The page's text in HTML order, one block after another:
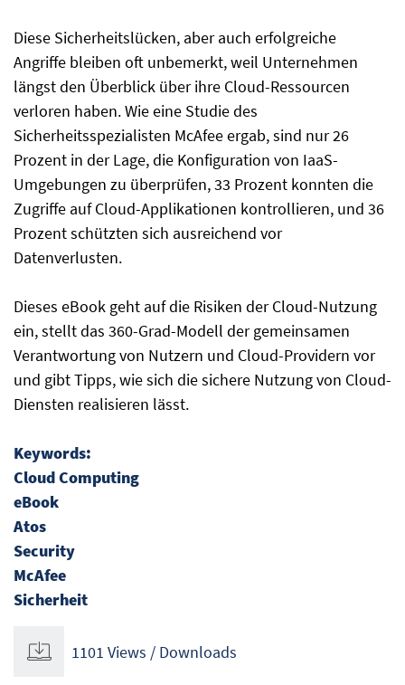
Diese Sicherheitslücken, aber auch erfolgreiche
Angriffe bleiben oft unbemerkt, weil Unternehmen
längst den Überblick über ihre Cloud-Ressourcen
verloren haben. Wie eine Studie des
Sicherheitsspezialisten McAfee ergab, sind nur 26
Prozent in der Lage, die Konfiguration von IaaS-
Umgebungen zu überprüfen, 33 Prozent konnten die
Zugriffe auf Cloud-Applikationen kontrollieren, und 36
Prozent schützten sich ausreichend vor
Datenverlusten.
Dieses eBook geht auf die Risiken der Cloud-Nutzung
ein, stellt das 360-Grad-Modell der gemeinsamen
Verantwortung von Nutzern und Cloud-Providern vor
und gibt Tipps, wie sich die sichere Nutzung von Cloud-
Diensten realisieren lässt.
Keywords:
Cloud Computing
eBook
Atos
Security
McAfee
Sicherheit
1101 Views / Downloads